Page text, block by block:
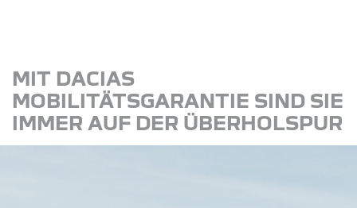
MIT DACIAS
MOBILITÄTSGARANTIE SIND SIE
IMMER AUF DER ÜBERHOLSPUR